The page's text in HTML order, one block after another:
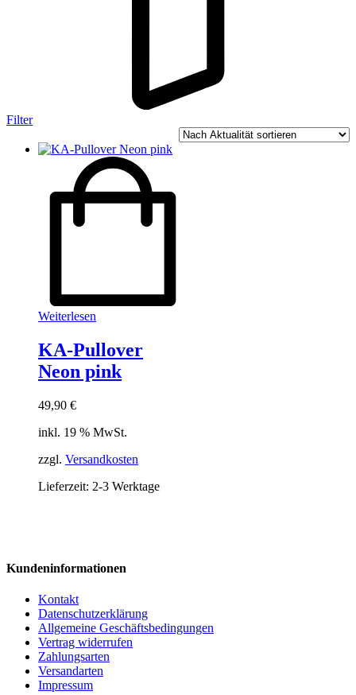
Filter
Weiterlesen
KA-Pullover
Neon pink
49,90 €
inkl. 19 % MwSt.
zzgl. Versandkosten
Lieferzeit: 2-3 Werktage
Kundeninformationen
Kontakt
Datenschutzerklärung
Allgemeine Geschäftsbedingungen
Vertrag widerrufen
Zahlungsarten
Versandarten
Impressum